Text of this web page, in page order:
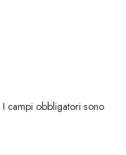
I campi obbligatori sono